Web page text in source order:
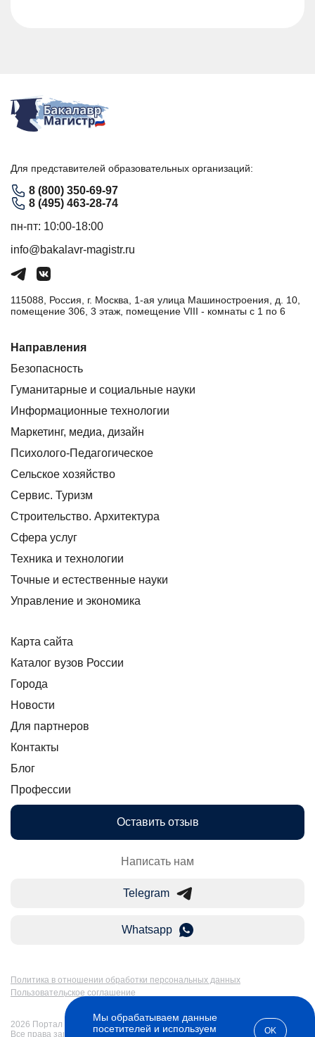
Для представителей образовательных организаций:
8 (800) 350-69-97
8 (495) 463-28-74
пн-пт: 10:00-18:00
info@bakalavr-magistr.ru
115088, Россия, г. Москва, 1-ая улица Машиностроения, д. 10,
помещение 306, 3 этаж, помещение VIII - комнаты с 1 по 6
Направления
Безопасность
Гуманитарные и социальные науки
Информационные технологии
Маркетинг, медиа, дизайн
Психолого-Педагогическое
Сельское хозяйство
Сервис. Туризм
Строительство. Архитектура
Сфера услуг
Техника и технологии
Точные и естественные науки
Управление и экономика
Карта сайта
Каталог вузов России
Города
Новости
Для партнеров
Контакты
Блог
Профессии
Оставить отзыв
Написать нам
Telegram
Whatsapp
Политика в отношении обработки персональных данных
Пользовательское соглашение
2026 Портал Бакалавр-Магистр: дистанционное образование в России.
Все права защищены
Мы обрабатываем данные
посетителей и используем
OK